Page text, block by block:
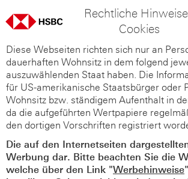
Rechtliche
Cookies
Diese Webseiten richten sich nur an
dauerhaften Wohnsitz in dem folgend
auszuwählenden Staat haben. Die
für US-amerikanische Staatsbürger oder
Wohnsitz bzw. ständigem Aufenthalt in
da die aufgeführten Wertpapiere
den dortigen Vorschriften registriert
Die auf den Internetseiten
Werbung dar. Bitte beachten Sie die
welche über den Link "Werbehinweise